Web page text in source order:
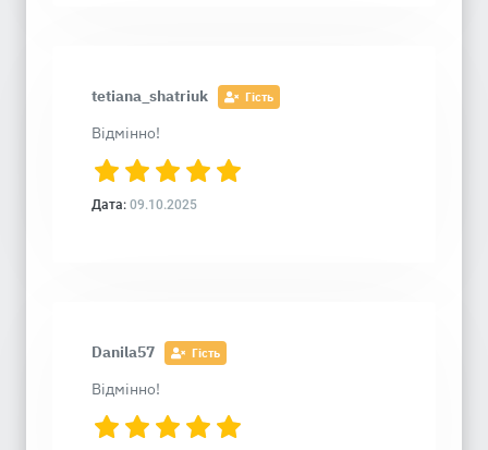
tetiana_shatriuk Гість
Відмінно!
Дата: 09.10.2025
Danila57 Гість
Відмінно!